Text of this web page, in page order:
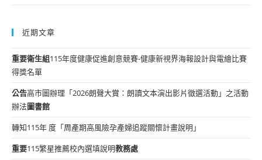
近期文章
重要衛生組115年度健康促進創意競賽-健康新視界海報設計與電繪比賽
得獎名單
公告高市圖辦理「2026朗聲大賞：朗讀文本演出影片徵選活動」之活動
辦法圖書館
轉知115年 度「周產期高風險孕產婦追蹤關懷計畫說明」
重要115繁星推薦校內選填說明教務處